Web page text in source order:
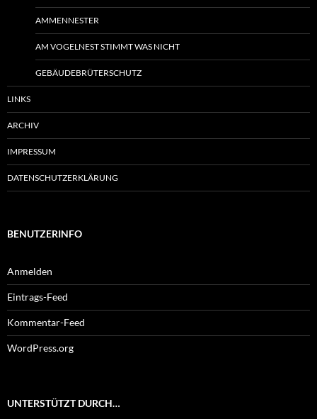
AMMENNESTER
AM VOGELNEST STIMMT WAS NICHT
GEBÄUDEBRÜTERSCHUTZ
LINKS
ARCHIV
IMPRESSUM
DATENSCHUTZERKLÄRUNG
BENUTZERINFO
Anmelden
Eintrags-Feed
Kommentar-Feed
WordPress.org
UNTERSTÜTZT DURCH…